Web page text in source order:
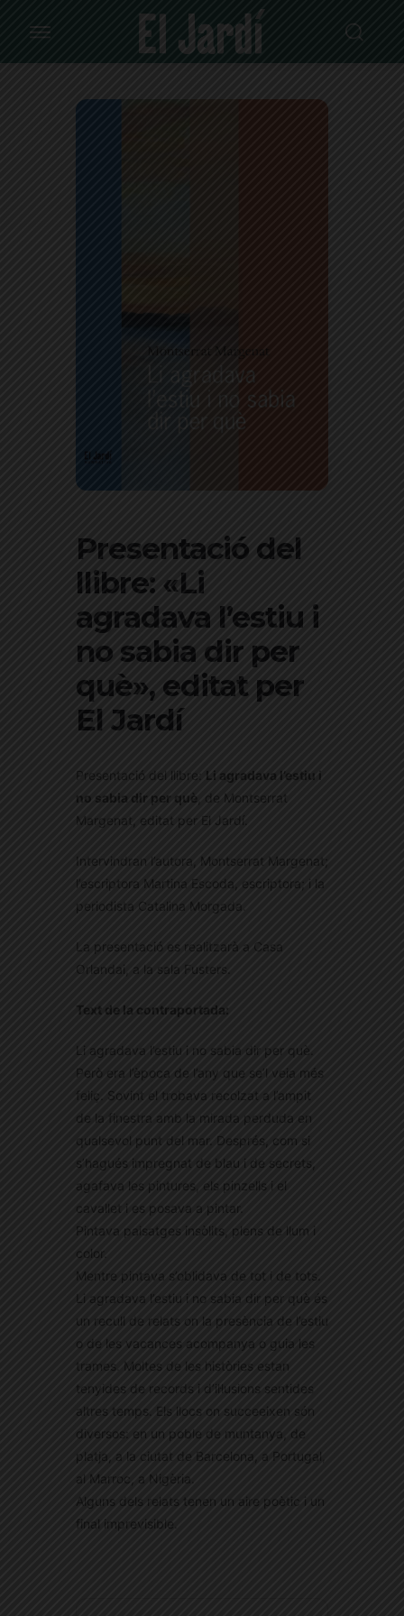
Presentació del
llibre: «Li
agradava l’estiu i
no sabia dir per
què», editat per
El Jardí
Presentació del llibre:
Li agradava l’estiu i
no sabia dir per què , de Montserrat
Margenat, editat per El Jardí.
Intervindran l’autora, Montserrat Margenat;
l’escriptora Martina Escoda, escriptora; i la
periodista Catalina Morgada.
La presentació es realitzarà a Casa
Orlandai, a la sala Fusters.
Text de la contraportada:
Li agradava l’estiu i no sabia dir per què.
Però era l’època de l’any que se’l veia més
feliç. Sovint el trobava recolzat a l’ampit
de la finestra amb la mirada perduda en
qualsevol punt del mar. Després, com si
s’hagués impregnat de blau i de secrets,
agafava les pintures, els pinzells i el
cavallet i es posava a pintar.
Pintava paisatges insòlits, plens de llum i
color.
Mentre pintava s’oblidava de tot i de tots.
Li agradava l’estiu i no sabia dir per què és
un recull de relats on la presència de l’estiu
o de les vacances acompanya o guia les
trames. Moltes de les històries estan
tenyides de records i d’il·lusions sentides
altres temps. Els llocs on succeeixen són
diversos: en un poble de muntanya, de
platja, a la ciutat de Barcelona, a Portugal,
al Marroc, a Nigèria.
Alguns dels relats tenen un aire poètic i un
final imprevisible.